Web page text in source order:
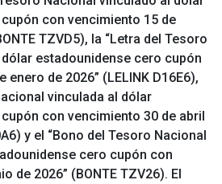
con vencimiento 15 de
TZVD5), la “Letra del Tesoro
estadounidense cero cupón
de 2026” (LELINK D16E6),
vinculada al dólar
con vencimiento 30 de abril
y el “Bono del Tesoro Nacional
cero cupón con
de 2026” (BONTE TZV26). El